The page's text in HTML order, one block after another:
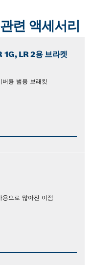
련 액세서리
1G, LR 2용 브라켓
버용 범용 브래킷
용으로 많아진 이점